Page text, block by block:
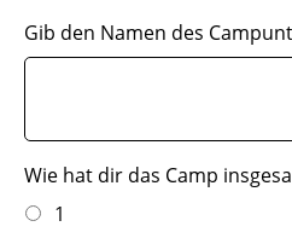
Gib den Namen des
Wie hat dir das Camp
1